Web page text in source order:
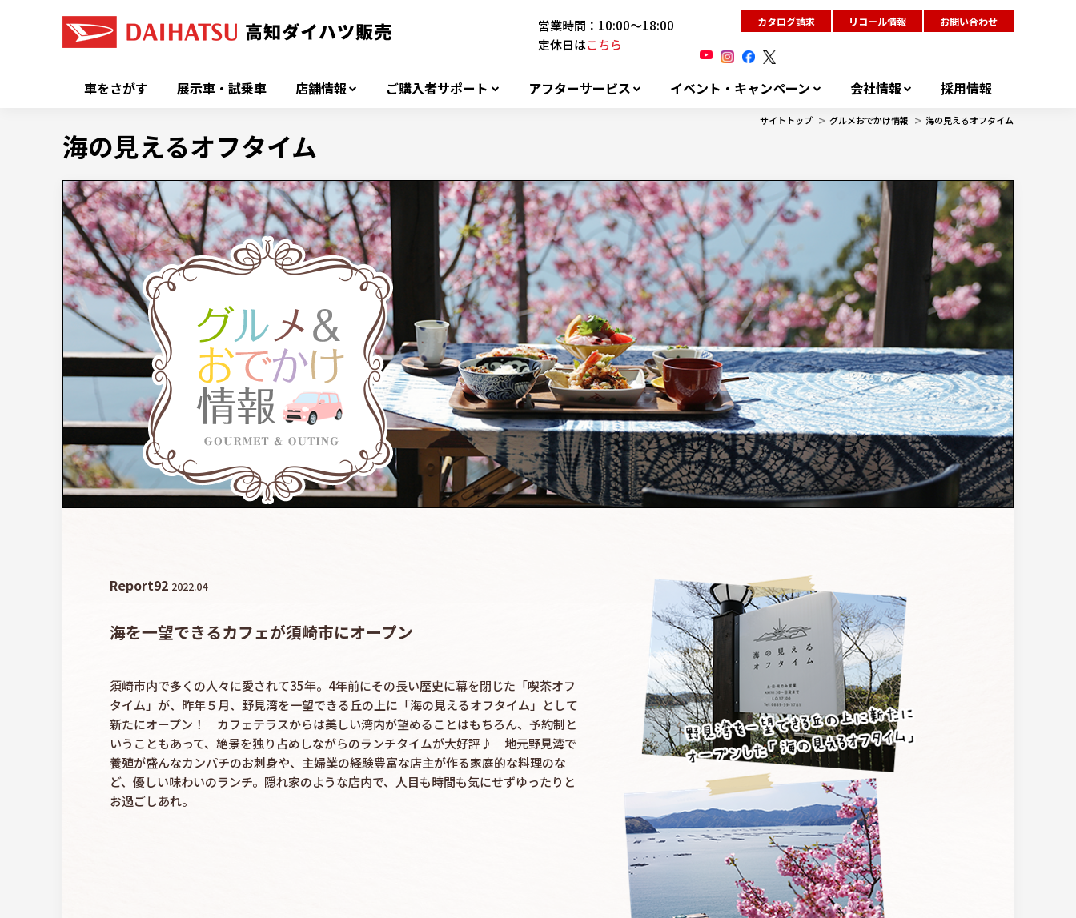
営業時間：10:00～18:00
定休日はこちら
カタログ請求 リコール情報 お問い合わせ
車をさがす 展示車・試乗車 店舗情報 ご購入者サポート アフターサービス イベント・キャンペーン 会社情報 採用情報
サイトトップ > グルメおでかけ情報 > 海の見えるオフタイム
海の見えるオフタイム
Report92 2022.04
海を一望できるカフェが須崎市にオープン
須崎市内で多くの人々に愛されて35年。4年前にその長い歴史に幕を閉じた「喫茶オフ
タイム」が、昨年５月、野見湾を一望できる丘の上に「海の見えるオフタイム」として
新たにオープン！ カフェテラスからは美しい湾内が望めることはもちろん、予約制と
いうこともあって、絶景を独り占めしながらのランチタイムが大好評♪ 地元野見湾で
養殖が盛んなカンパチのお刺身や、主婦業の経験豊富な店主が作る家庭的な料理のな
ど、優しい味わいのランチ。隠れ家のような店内で、人目も時間も気にせずゆったりと
お過ごしあれ。